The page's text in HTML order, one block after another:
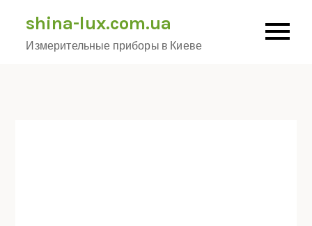
content
shina-lux.com.ua
Измерительные приборы в Киеве